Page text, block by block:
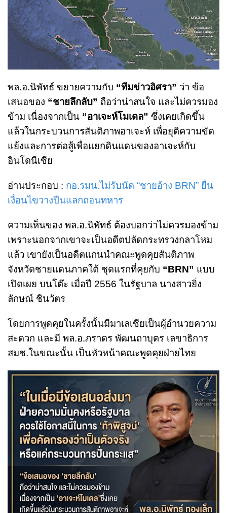
พล.อ.นิพัทธ์ ขยายความกับ “ทีมข่าวอิศรา” ว่า ข้อ
เสนอของ “ชายลึกลับ” ถือว่าน่าสนใจ และไม่ควรมอง
ข้าม เนื่องจากเป็น “อาเจะห์โมเดล” ซึ่งเคยเกิดขึ้น
แล้วในกระบวนการสันติภาพอาเจะห์ เพื่อยุติความขัด
แย้งและการต่อสู้เพื่อแยกดินแดนของอาเจะห์กับ
อินโดนีเซีย
อ่านประกอบ : กอ.รมน.ไม่รับนัด “ชายอ้าง BRN” ยื่น
เงื่อนไขวางปืนแลกถอนทหาร
ความเห็นของ พล.อ.นิพัทธ์ ต้องบอกว่าไม่ควรมองข้าม
เพราะนอกจากเขาจะเป็นอดีตปลัดกระทรวงกลาโหม
แล้ว เขายังเป็นอดีตแกนนำคณะพูดคุยสันติภาพ
จังหวัดชายแดนภาคใต้ ชุดแรกที่คุยกับ “BRN” แบบ
เปิดเผย บนโต๊ะ เมื่อปี 2556 ในรัฐบาล นางสาวยิ่ง
ลักษณ์ ชินวัตร
โดยการพูดคุยในครั้งนั้นมีมาเลเซียเป็นผู้อำนวยความ
สะดวก และมี พล.อ.ภราดร พัฒนถาบุตร เลขาธิการ
สมช.ในขณะนั้น เป็นหัวหน้าคณะพูดคุยฝ่ายไทย